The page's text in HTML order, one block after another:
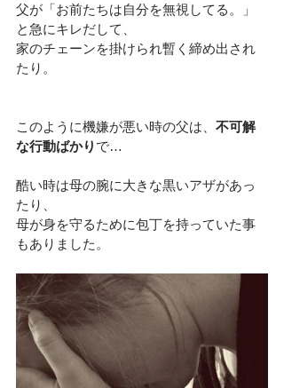
父が「お前たちは自分を無視してる。」
と急にキレだして、
家のチェーンを掛けられ暫く締め出され
たり。
このように機嫌が悪い時の父は、 不可解
な行動ばかり で…
酷い時は母の腕に大きな黒いアザがあっ
たり、
母が身を守るために包丁を持っていた事
もありました。